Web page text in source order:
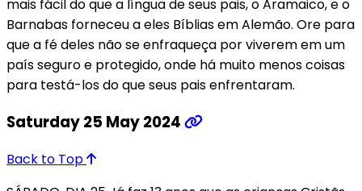
mais fácil do que a língua de seus pais, o Aramaico, e o
Barnabas forneceu a eles Bíblias em Alemão. Ore para
que a fé deles não se enfraqueça por viverem em um
país seguro e protegido, onde há muito menos coisas
para testá-los do que seus pais enfrentaram.
Saturday 25 May 2024
Back to Top